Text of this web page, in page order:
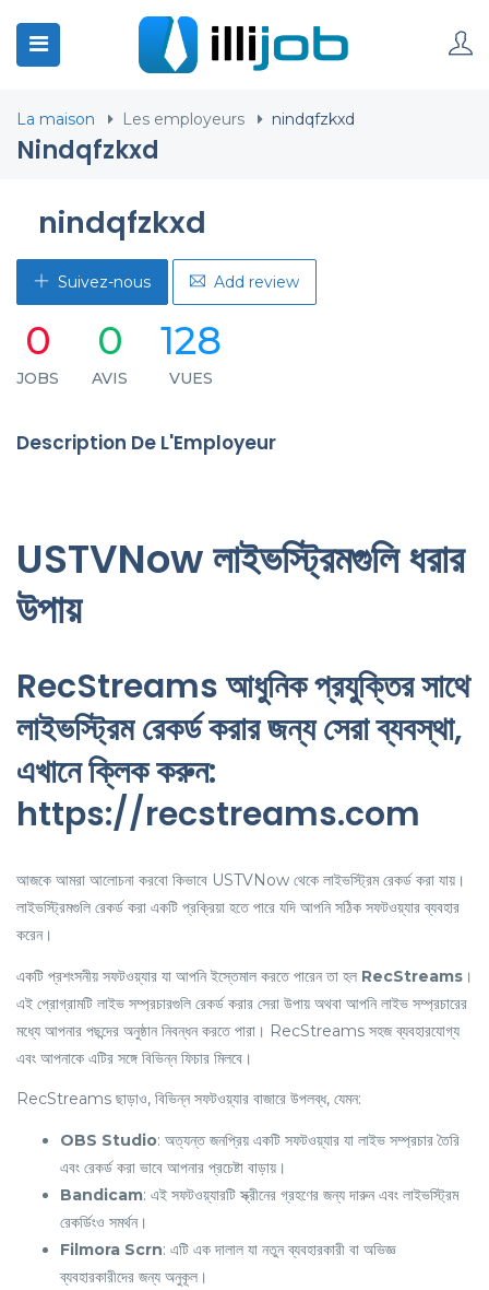
La maison Les employeurs nindqfzkxd
Nindqfzkxd
nindqfzkxd
Suivez-nous Add review
0
JOBS
0
AVIS
128
VUES
Description De L'Employeur
USTVNow লাইভস্ট্রিমগুলি ধরার
উপায়
RecStreams আধুনিক প্রযুক্তির সাথে
লাইভস্ট্রিম রেকর্ড করার জন্য সেরা ব্যবস্থা,
এখানে ক্লিক করুন:
https://recstreams.com
আজকে আমরা আলোচনা করবো কিভাবে USTVNow থেকে লাইভস্ট্রিম রেকর্ড করা যায়।
লাইভস্ট্রিমগুলি রেকর্ড করা একটি প্রক্রিয়া হতে পারে যদি আপনি সঠিক সফটওয়্যার ব্যবহার
করেন।
একটি প্রশংসনীয় সফটওয়্যার যা আপনি ইস্তেমাল করতে পারেন তা হল RecStreams ।
এই প্রোগ্রামটি লাইভ সম্প্রচারগুলি রেকর্ড করার সেরা উপায় অথবা আপনি লাইভ সম্প্রচারের
মধ্যে আপনার পছন্দের অনুষ্ঠান নিবন্ধন করতে পারা। RecStreams সহজ ব্যবহারযোগ্য
এবং আপনাকে এটির সঙ্গে বিভিন্ন ফিচার মিলবে।
RecStreams ছাড়াও, বিভিন্ন সফটওয়্যার বাজারে উপলব্ধ, যেমন:
OBS Studio: অত্যন্ত জনপ্রিয় একটি সফটওয়্যার যা লাইভ সম্প্রচার তৈরি
এবং রেকর্ড করা ভাবে আপনার প্রচেষ্টা বাড়ায়।
Bandicam: এই সফটওয়্যারটি স্ক্রীনের গ্রহণের জন্য দারুন এবং লাইভস্ট্রিম
রেকর্ডিংও সমর্থন।
Filmora Scrn: এটি এক দালাল যা নতুন ব্যবহারকারী বা অভিজ্ঞ
ব্যবহারকারীদের জন্য অনুকূল।